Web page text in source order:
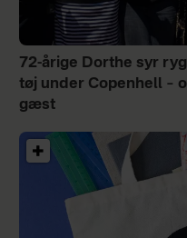
72-årige Dorthe syr
tøj under Copenhell –
gæst